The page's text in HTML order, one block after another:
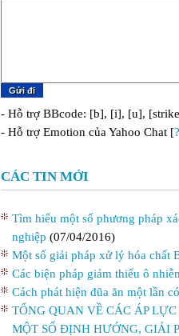
- Hỗ trợ BBcode: [b], [i], [u],
- Hỗ trợ Emotion của Yahoo Chat [?
CÁC TIN MỚI
Tìm hiểu một số phương pháp
nghiệp (07/04/2016)
Một số giải pháp xử lý hóa chất
Các biện pháp giảm thiểu ô
Cách phát hiện đũa ăn một lần
TỔNG QUAN VỀ CÁC ÁP
MỘT SỐ ĐỊNH HƯỚNG, GIẢI